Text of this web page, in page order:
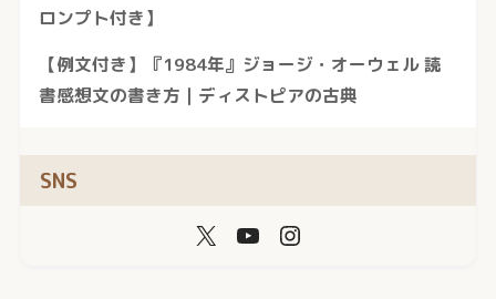
ロンプト付き】
【例文付き】『1984年』ジョージ・オーウェル 読
書感想文の書き方｜ディストピアの古典
SNS